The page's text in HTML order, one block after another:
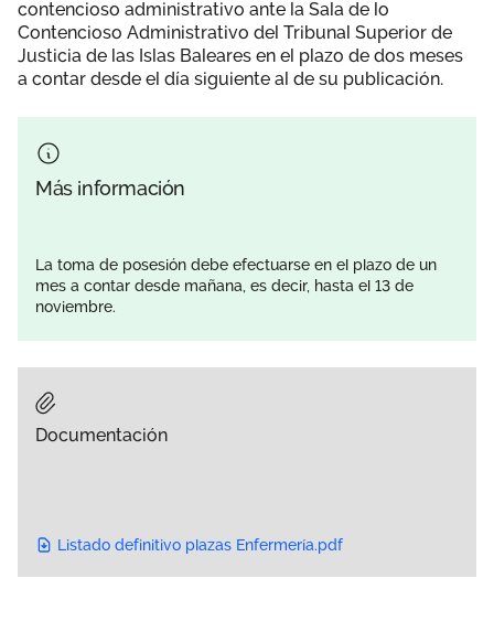
contencioso administrativo ante la Sala de lo
Contencioso Administrativo del Tribunal Superior de
Justicia de las Islas Baleares en el plazo de dos meses
a contar desde el día siguiente al de su publicación.
Más información
La toma de posesión debe efectuarse en el plazo de un
mes a contar desde mañana, es decir, hasta el 13 de
noviembre.
Documentación
Listado definitivo plazas Enfermería.pdf